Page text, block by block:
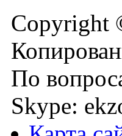
Copyright
По
Skype: